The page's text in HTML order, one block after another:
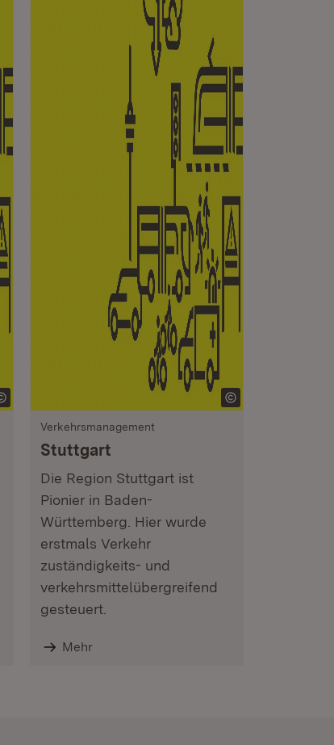
Verkehrsmanagement
Stuttgart
Die Region Stuttgart ist
Pionier in Baden-
Württemberg. Hier wurde
erstmals Verkehr
zuständigkeits- und
verkehrsmittelübergreifend
gesteuert.
Mehr